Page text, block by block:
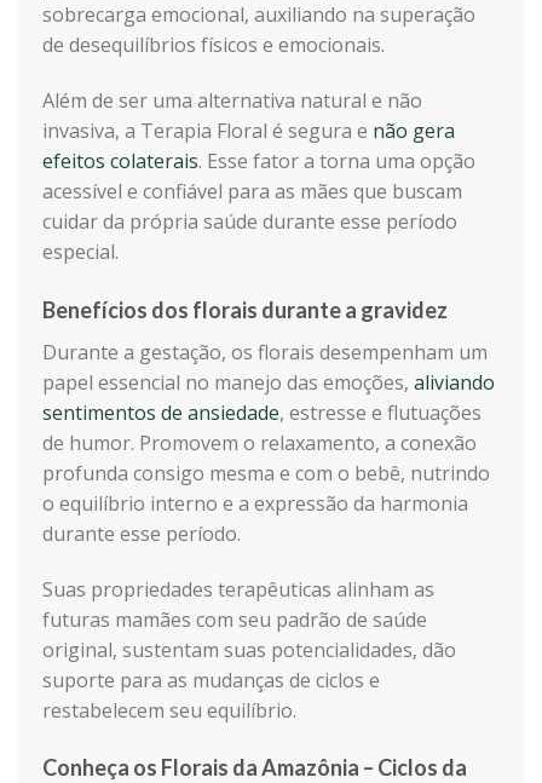
sobrecarga emocional, auxiliando na superação
de desequilíbrios físicos e emocionais.
Além de ser uma alternativa natural e não
invasiva, a Terapia Floral é segura e não gera
efeitos colaterais. Esse fator a torna uma opção
acessível e confiável para as mães que buscam
cuidar da própria saúde durante esse período
especial.
Benefícios dos florais durante a gravidez
Durante a gestação, os florais desempenham um
papel essencial no manejo das emoções, aliviando
sentimentos de ansiedade, estresse e flutuações
de humor. Promovem o relaxamento, a conexão
profunda consigo mesma e com o bebê, nutrindo
o equilíbrio interno e a expressão da harmonia
durante esse período.
Suas propriedades terapêuticas alinham as
futuras mamães com seu padrão de saúde
original, sustentam suas potencialidades, dão
suporte para as mudanças de ciclos e
restabelecem seu equilíbrio.
Conheça os Florais da Amazônia – Ciclos da